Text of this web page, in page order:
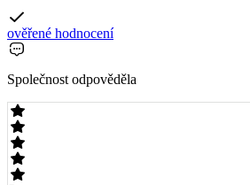
ověřené hodnocení
Společnost odpověděla